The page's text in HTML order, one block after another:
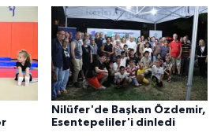
Nilüfer'de Başkan Özdemir,
Esentepeliler'i dinledi